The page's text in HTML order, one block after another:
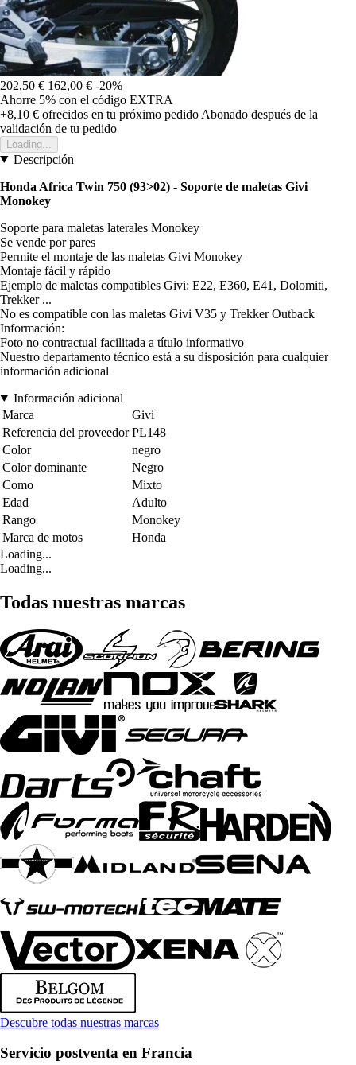
202,50 € 162,00 € -20%
Ahorre 5% con el código EXTRA
+8,10 € ofrecidos en tu próximo pedido Abonado después de la
validación de tu pedido
Loading...
Descripción
Honda Africa Twin 750 (93>02) - Soporte de maletas Givi
Monokey
Soporte para maletas laterales Monokey
Se vende por pares
Permite el montaje de las maletas Givi Monokey
Montaje fácil y rápido
Ejemplo de maletas compatibles Givi: E22, E360, E41, Dolomiti,
Trekker ...
No es compatible con las maletas Givi V35 y Trekker Outback
Información:
Foto no contractual facilitada a título informativo
Nuestro departamento técnico está a su disposición para cualquier
información adicional
Información adicional
Marca
Givi
Referencia del proveedor PL148
Color
negro
Color dominante
Negro
Como
Mixto
Edad
Adulto
Rango
Monokey
Marca de motos
Honda
Loading...
Loading...
Todas nuestras marcas
Descubre todas nuestras marcas
Servicio postventa en Francia